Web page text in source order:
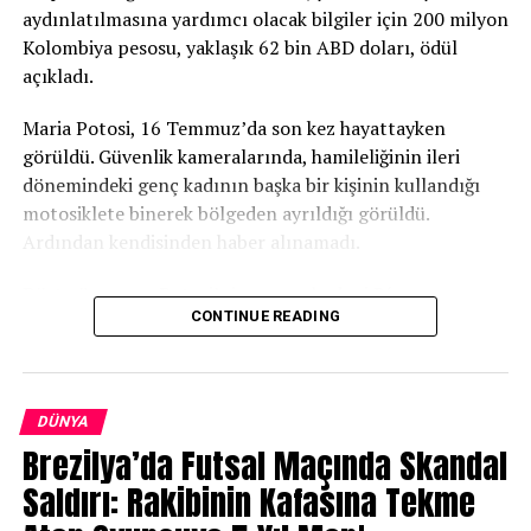
hastane personelinin oğlunu kurtarmak için yoğun çaba
gösterdiğini belirterek sağlık ekibini suçlamadıklarını
söyledi.
Noah daha sonra tedavisinin devamı için Bauru’daki São
Paulo Üniversitesi’ne bağlı uzman hastaneye nakledildi.
aydınlatılmasına yardımcı olacak bilgiler için 200 milyon
Kolombiya pesosu, yaklaşık 62 bin ABD doları, ödül
açıkladı.
Maria Potosi, 16 Temmuz’da son kez hayattayken
görüldü. Güvenlik kameralarında, hamileliğinin ileri
dönemindeki genç kadının başka bir kişinin kullandığı
motosiklete binerek bölgeden ayrıldığı görüldü.
Ardından kendisinden haber alınamadı.
Dört gün sonra Potosi’nin cansız bedeni Río
Meléndez’de bulundu. İncelemelerde genç kadının ağır
vücudundan çıkarıldığı belirlendi. Bebek ise olay yerinde
bulunamadı.
Cali Belediye Başkanı Alejandro Eder ve güvenlik
yetkilileri, olayın faillerinin yakalanmasını sağlayacak
bilgiler için 200 milyon pesoya kadar ödül verileceğini
CONTINUE READING
DÜNYA
Brezilya’da Futsal Maçında Skandal
Saldırı: Rakibinin Kafasına Tekme